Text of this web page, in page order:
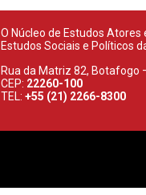
O Núcleo de Estudos
Estudos Sociais e Políticos
Rua da Matriz 82, Botafogo
CEP: 22260-100
TEL: +55 (21) 2266-8300